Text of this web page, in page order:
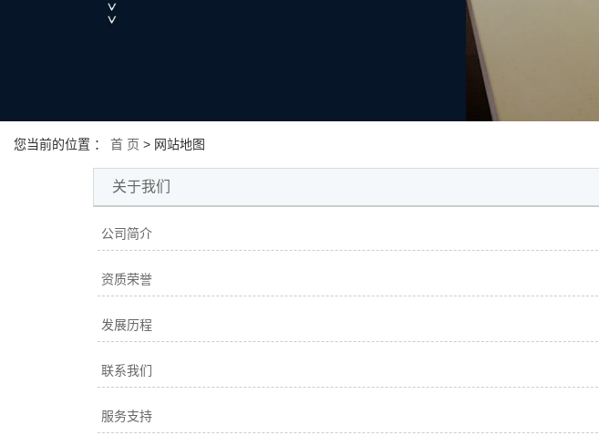
您当前的位置 ： 首 页 > 网站地图
关于我们
公司简介
资质荣誉
发展历程
联系我们
服务支持